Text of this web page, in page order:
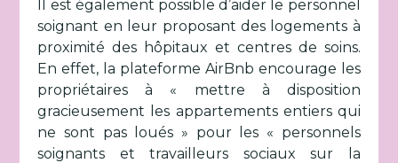
Il est également possible d’aider le personnel
soignant en leur proposant des logements à
proximité des hôpitaux et centres de soins.
En effet, la plateforme AirBnb encourage les
propriétaires à « mettre à disposition
gracieusement les appartements entiers qui
ne sont pas loués » pour les « personnels
soignants et travailleurs sociaux sur la